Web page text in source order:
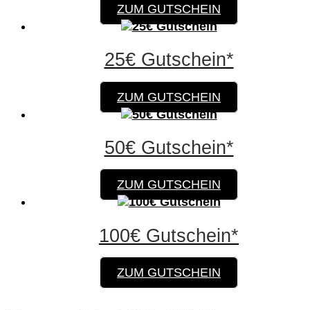
ZUM GUTSCHEIN
25€ Gutschein*
ZUM GUTSCHEIN
50€ Gutschein*
ZUM GUTSCHEIN
100€ Gutschein*
ZUM GUTSCHEIN